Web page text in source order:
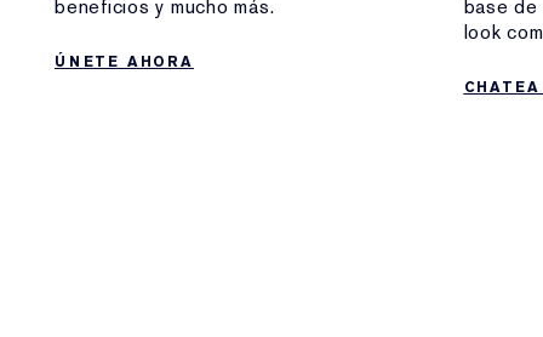
beneficios y mucho más.
ÚNETE AHORA
base de
look